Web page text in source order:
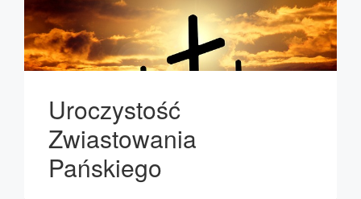
Uroczystość
Zwiastowania
Pańskiego